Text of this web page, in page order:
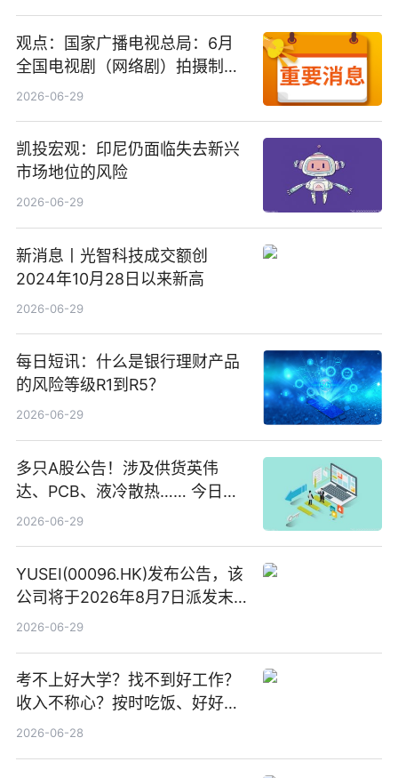
观点：国家广播电视总局：6月
全国电视剧（网络剧）拍摄制作
备案公示剧目197部
2026-06-29
凯投宏观：印尼仍面临失去新兴
市场地位的风险
2026-06-29
新消息丨光智科技成交额创
2024年10月28日以来新高
2026-06-29
每日短讯：什么是银行理财产品
的风险等级R1到R5？
2026-06-29
多只A股公告！涉及供货英伟
达、PCB、液冷散热…… 今日快
讯
2026-06-29
YUSEI(00096.HK)发布公告，该
公司将于2026年8月7日派发末
期股息每股人民币0.013元 每日
2026-06-29
考不上好大学？找不到好工作？
收入不称心？按时吃饭、好好睡
觉
2026-06-28